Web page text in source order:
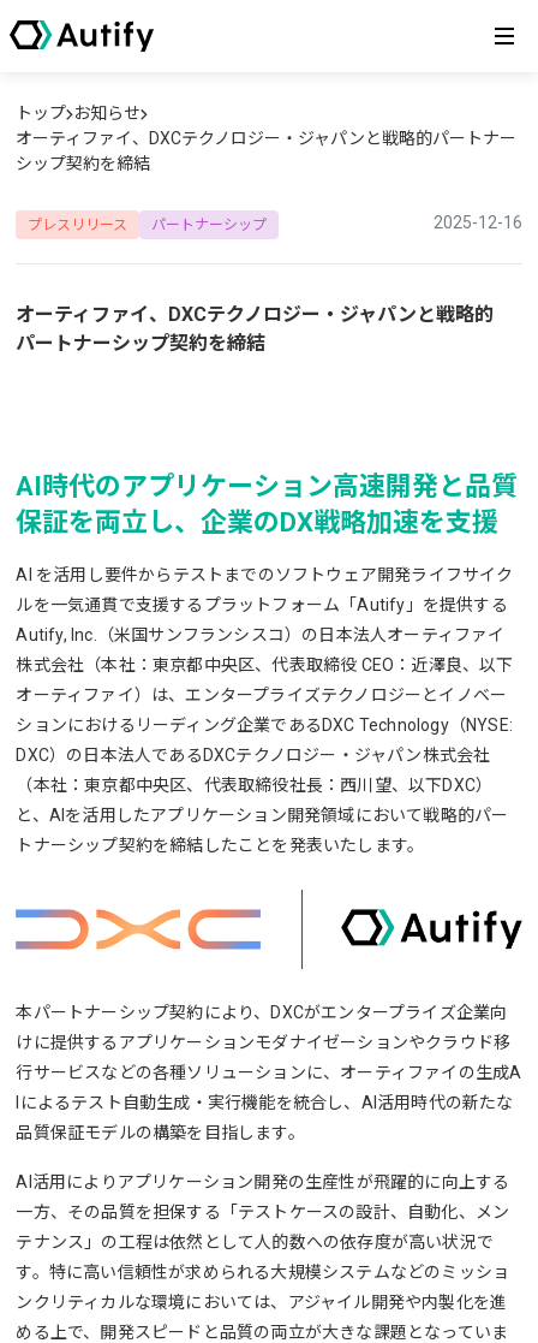
トップ お知らせ
オーティファイ、DXCテクノロジー・ジャパンと戦略的パートナー
シップ契約を締結
プレスリリース パートナーシップ 2025-12-16
オーティファイ、DXCテクノロジー・ジャパンと戦略的
パートナーシップ契約を締結
AI時代のアプリケーション高速開発と品質
保証を両立し、企業のDX戦略加速を支援
AI を活用し要件からテストまでのソフトウェア開発ライフサイク
ルを一気通貫で支援するプラットフォーム「Autify」を提供する
Autify, Inc.（米国サンフランシスコ）の日本法人オーティファイ
株式会社（本社：東京都中央区、代表取締役 CEO：近澤良、以下
オーティファイ）は、エンタープライズテクノロジーとイノベー
ションにおけるリーディング企業であるDXC Technology（NYSE:
DXC）の日本法人であるDXCテクノロジー・ジャパン株式会社
（本社：東京都中央区、代表取締役社長：西川望、以下DXC）
と、AIを活用したアプリケーション開発領域において戦略的パー
トナーシップ契約を締結したことを発表いたします。
本パートナーシップ契約により、DXCがエンタープライズ企業向
けに提供するアプリケーションモダナイゼーションやクラウド移
行サービスなどの各種ソリューションに、オーティファイの生成A
Iによるテスト自動生成・実行機能を統合し、AI活用時代の新たな
品質保証モデルの構築を目指します。
AI活用によりアプリケーション開発の生産性が飛躍的に向上する
一方、その品質を担保する「テストケースの設計、自動化、メン
テナンス」の工程は依然として人的数への依存度が高い状況で
す。特に高い信頼性が求められる大規模システムなどのミッショ
ンクリティカルな環境においては、アジャイル開発や内製化を進
める上で、開発スピードと品質の両立が大きな課題となっていま